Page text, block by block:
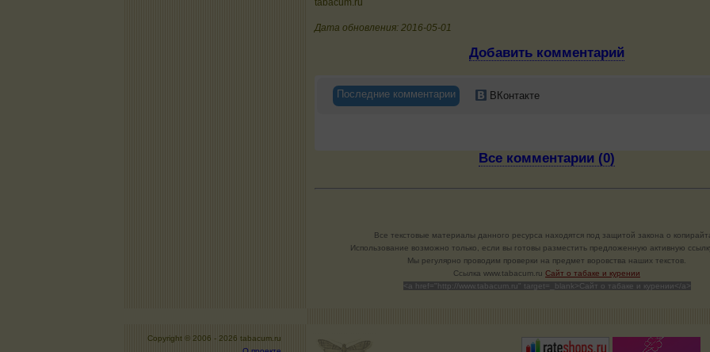
tabacum.ru
Дата обновления: 2016-05-01
Добавить комментарий
Последние комментарии ВКонтакте
Все комментарии (0)
Все текстовые материалы данного ресурса находятся под защитой закона о
Использование возможно только, если вы готовы разместить предложенную активную
Мы регулярно проводим проверки на предмет воровства наших текстов.
Cсылка www.tabacum.ru Сайт о табаке и курении
<a href="http://www.tabacum.ru" target=_blank>Сайт о табаке и курении</a>
Copyright © 2006 - 2026 tabacum.ru